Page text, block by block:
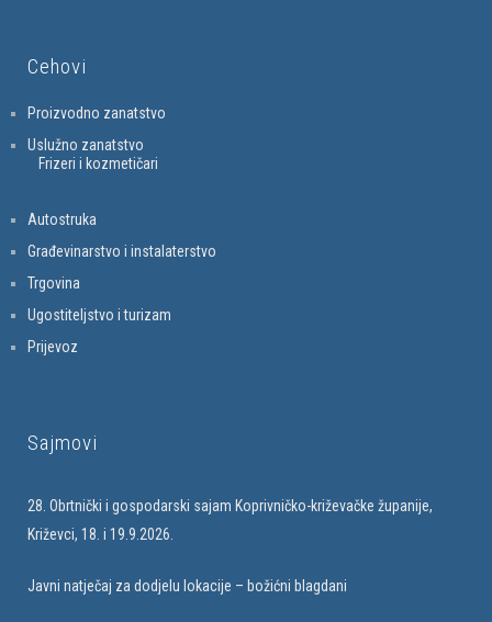
Cehovi
Proizvodno zanatstvo
Uslužno zanatstvo
Frizeri i kozmetičari
Autostruka
Građevinarstvo i instalaterstvo
Trgovina
Ugostiteljstvo i turizam
Prijevoz
Sajmovi
28. Obrtnički i gospodarski sajam Koprivničko-križevačke županije,
Križevci, 18. i 19.9.2026.
Javni natječaj za dodjelu lokacije – božićni blagdani